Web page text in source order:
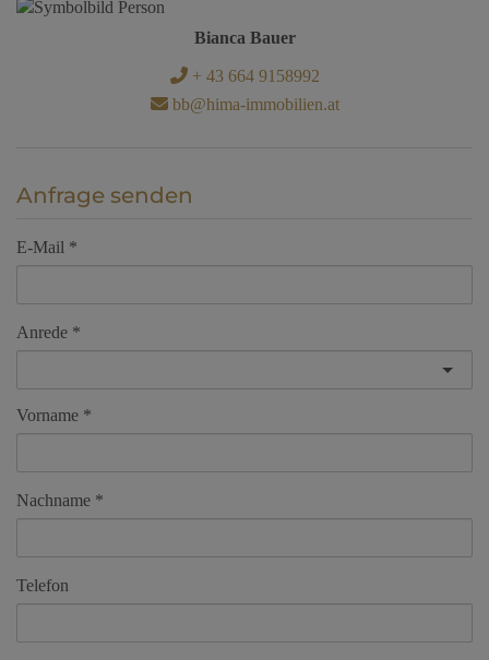
Bianca Bauer
+ 43 664 9158992
bb@hima-immobilien.at
Anfrage senden
E-Mail
Anrede
Vorname
Nachname
Telefon